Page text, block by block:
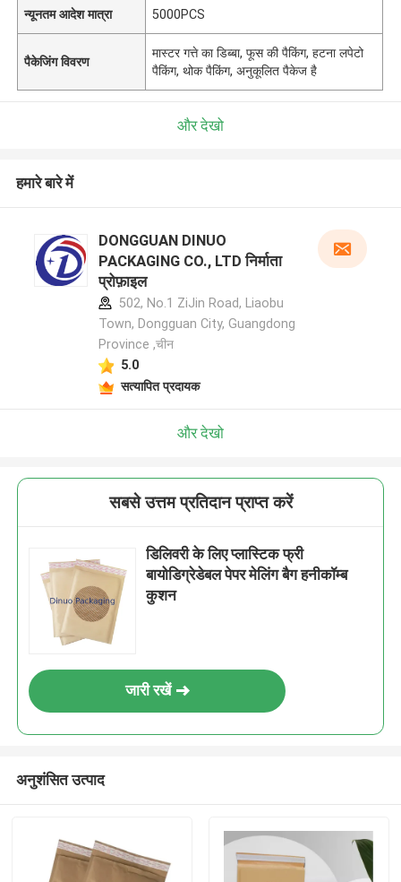
न्यूनतम आदेश मात्रा 5000PCS
पैकेजिंग विवरण
मास्टर गत्ते का डिब्बा, फूस की पैकिंग, हटना लपेटो
पैकिंग, थोक पैकिंग, अनुकूलित पैकेज है
और देखो
हमारे बारे में
DONGGUAN DINUO
PACKAGING CO., LTD निर्माता
प्रोफ़ाइल
502, No.1 ZiJin Road, Liaobu
Town, Dongguan City, Guangdong
Province ,चीन
5.0
सत्यापित प्रदायक
और देखो
सबसे उत्तम प्रतिदान प्राप्त करें
डिलिवरी के लिए प्लास्टिक फ्री
बायोडिग्रेडेबल पेपर मेलिंग बैग हनीकॉम्ब
कुशन
जारी रखें
अनुशंसित उत्पाद